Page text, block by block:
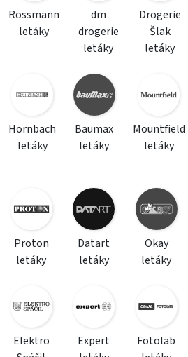
Rossmann
letáky
dm
drogerie
letáky
Drogerie
Šlak
letáky
Hornbach
letáky
Baumax
letáky
Mountfield
letáky
Proton
letáky
Datart
letáky
Okay
letáky
Elektro
Expert
Fotolab